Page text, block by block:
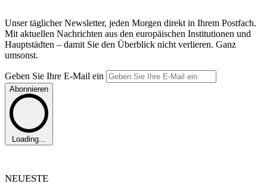
Unser täglicher Newsletter, jeden Morgen direkt in Ihrem Postfach.
Mit aktuellen Nachrichten aus den europäischen Institutionen und
Hauptstädten – damit Sie den Überblick nicht verlieren. Ganz
umsonst.
Geben Sie Ihre E-Mail ein
Abonnieren
Loading...
NEUESTE